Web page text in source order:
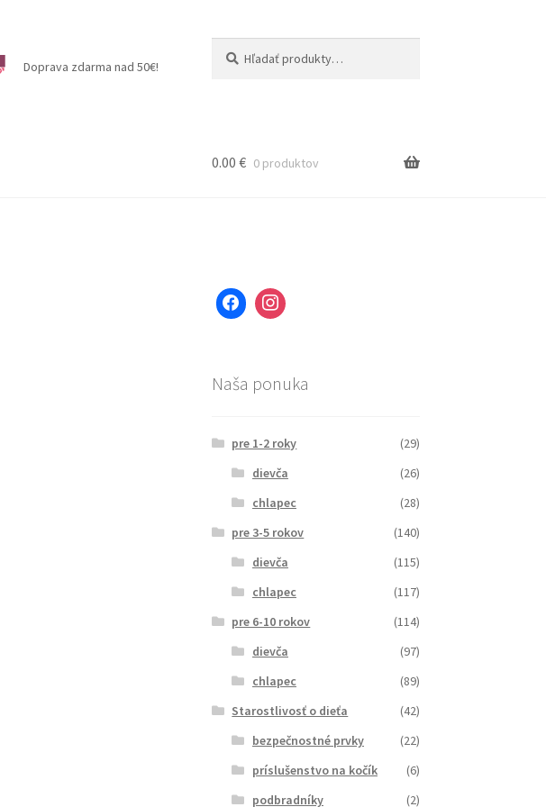
Doprava zdarma nad 50€!
0.00 € 0 produktov
Naša ponuka
pre 1-2 roky
(29)
dievča
(26)
chlapec
(28)
pre 3-5 rokov
(140)
dievča
(115)
chlapec
(117)
pre 6-10 rokov
(114)
dievča
(97)
chlapec
(89)
Starostlivosť o dieťa
(42)
bezpečnostné prvky
(22)
príslušenstvo na kočík
(6)
podbradníky
(2)